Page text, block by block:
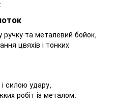
ручку та металевий бойок,
цвяхів і тонких
силою удару,
робіт із металом.